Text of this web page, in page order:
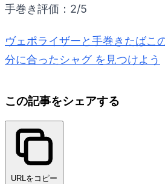
手巻き評価：2/5
ヴェポライザーと手巻きたばこ
分に合ったシャグ を見つけよう
この記事をシェアする
URLをコピー